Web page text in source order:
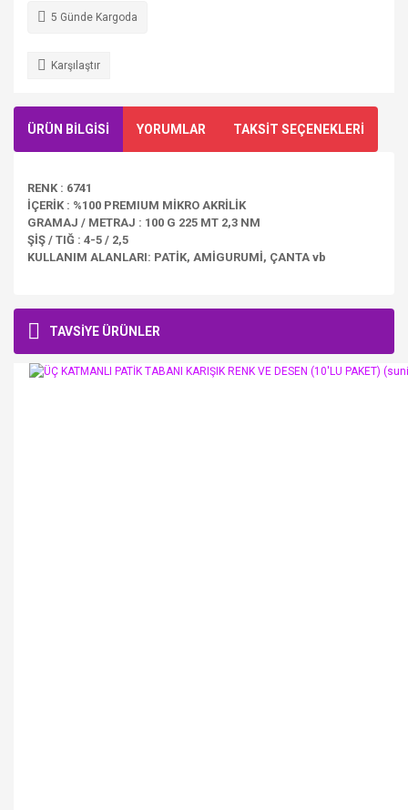
5 Günde Kargoda
Karşılaştır
ÜRÜN BİLGİSİ YORUMLAR TAKSİT SEÇENEKLERİ
RENK : 6741
İÇERİK : %100 PREMIUM MİKRO AKRİLİK
GRAMAJ / METRAJ : 100 G 225 MT 2,3 NM
ŞİŞ / TIĞ : 4-5 / 2,5
KULLANIM ALANLARI: PATİK, AMİGURUMİ, ÇANTA vb
Bu ürüne ilk yorumu siz yapın!
TAVSİYE ÜRÜNLER